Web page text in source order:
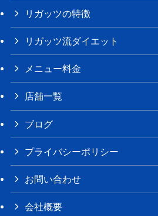
リガッツの特徴
リガッツ流ダイエット
メニュー料金
店舗一覧
ブログ
プライバシーポリシー
お問い合わせ
会社概要